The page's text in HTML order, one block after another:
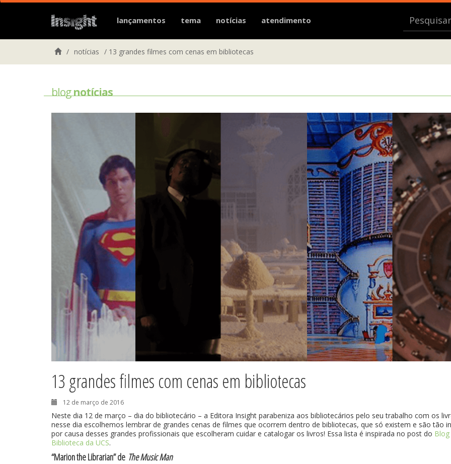
lançamentos tema notícias atendimento
/ notícias / 13 grandes filmes com cenas em bibliotecas
blognotícias
13 grandes filmes com cenas em bibliotecas
12 de março de 2016
Neste dia 12 de março – dia do bibliotecário – a Editora Insight parabeniza aos bibliotecários pelo seu trabalho com os
nesse dia escolhemos lembrar de grandes cenas de filmes que ocorrem dentro de bibliotecas, que só existem e são tão
por causa desses grandes profissionais que escolheram cuidar e catalogar os livros! Essa lista é inspirada no post do
Biblioteca da UCS.
“Marion the Librarian” de The Music Man